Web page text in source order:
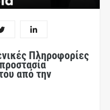
Πληροφορίες
από την